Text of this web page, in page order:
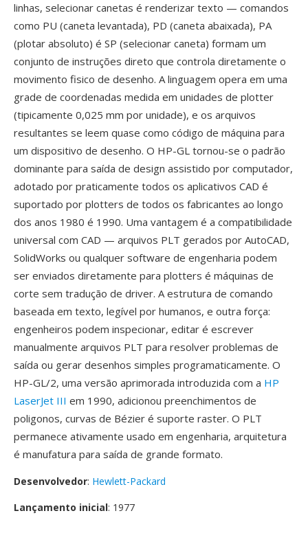
linhas, selecionar canetas é renderizar texto — comandos
como PU (caneta levantada), PD (caneta abaixada), PA
(plotar absoluto) é SP (selecionar caneta) formam um
conjunto de instruções direto que controla diretamente o
movimento fisico de desenho. A linguagem opera em uma
grade de coordenadas medida em unidades de plotter
(tipicamente 0,025 mm por unidade), e os arquivos
resultantes se leem quase como código de máquina para
um dispositivo de desenho. O HP-GL tornou-se o padrão
dominante para saída de design assistido por computador,
adotado por praticamente todos os aplicativos CAD é
suportado por plotters de todos os fabricantes ao longo
dos anos 1980 é 1990. Uma vantagem é a compatibilidade
universal com CAD — arquivos PLT gerados por AutoCAD,
SolidWorks ou qualquer software de engenharia podem
ser enviados diretamente para plotters é máquinas de
corte sem tradução de driver. A estrutura de comando
baseada em texto, legível por humanos, e outra força:
engenheiros podem inspecionar, editar é escrever
manualmente arquivos PLT para resolver problemas de
saída ou gerar desenhos simples programaticamente. O
HP-GL/2, uma versão aprimorada introduzida com a HP
LaserJet III em 1990, adicionou preenchimentos de
poligonos, curvas de Bézier é suporte raster. O PLT
permanece ativamente usado em engenharia, arquitetura
é manufatura para saída de grande formato.
Desenvolvedor: Hewlett-Packard
Lançamento inicial: 1977